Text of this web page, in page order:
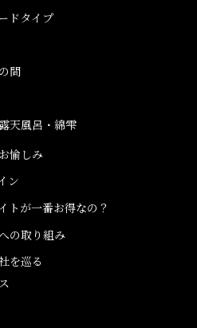
ドタイプ
間
天風呂・綿雫
愉しみ
ン
トが一番お得なの？
の取り組み
を巡る